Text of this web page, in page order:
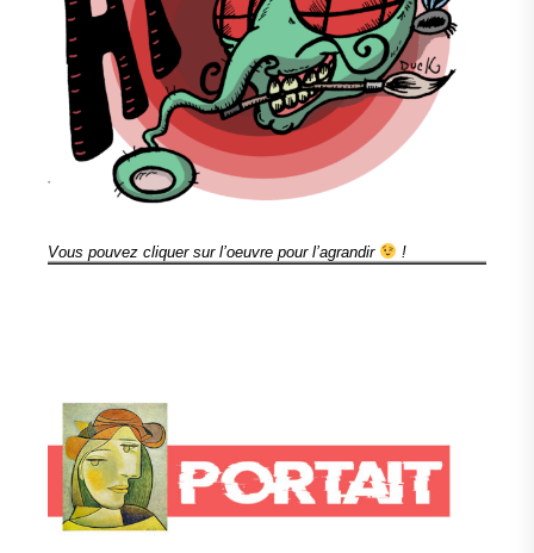
Vous pouvez cliquer sur l’oeuvre pour l’agrandir !